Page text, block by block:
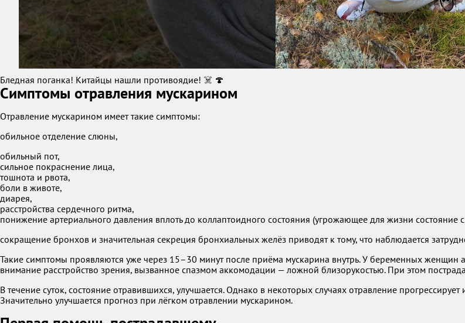
Бледная поганка! Китайцы нашли противоядие! ☠️ 🍄
Симптомы отравления мускарином
Отравление мускарином имеет такие симптомы:
обильное отделение слюны,
обильный пот,
сильное покраснение лица,
тошнота и рвота,
боли в животе,
диарея,
расстройства сердечного ритма,
понижение артериального давления вплоть до коллаптоидного состояния (угрожающее для жизни состояние
сокращение бронхов и значительная секреция бронхиальных желёз приводят к тому, что наблюдается
Такие симптомы проявляются уже через 15–30 минут после приёма мускарина внутрь. У беременных женщин
внимание расстройство зрения, вызванное спазмом аккомодации — ложной близорукостью. При этом
В течение суток, состояние отравившихся, улучшается. Однако в некоторых случаях отравление
Значительно улучшается прогноз при лёгком отравлении мускарином.